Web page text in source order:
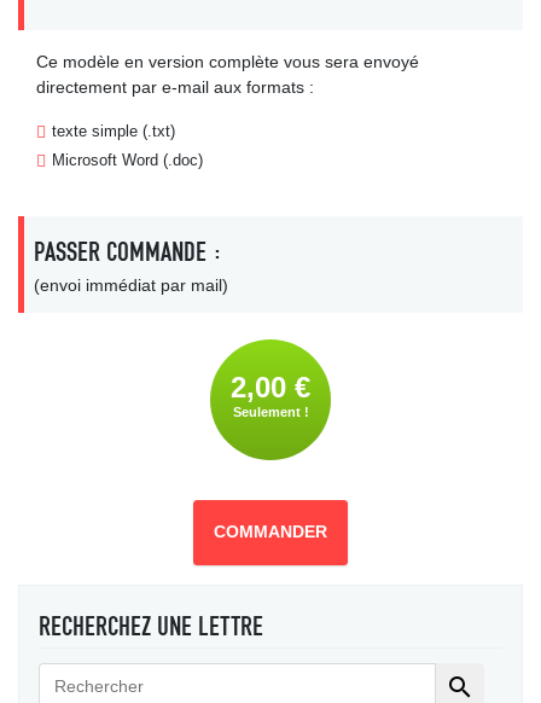
Ce modèle en version complète vous sera envoyé
directement par e-mail aux formats :
texte simple (.txt)
Microsoft Word (.doc)
PASSER COMMANDE :
(envoi immédiat par mail)
2,00 €
Seulement !
COMMANDER
RECHERCHEZ UNE LETTRE
